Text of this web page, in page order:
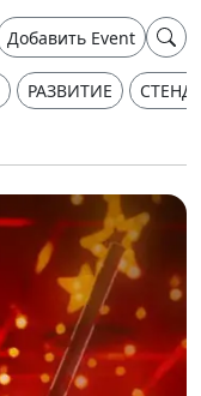
Добавить Event
РАЗВИТИЕ